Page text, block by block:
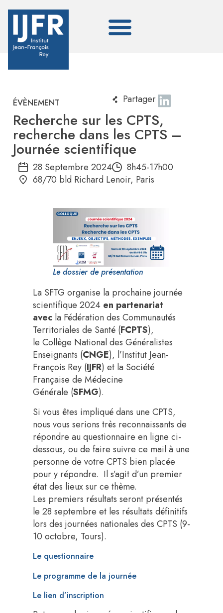
ÉVÈNEMENT Partager
Recherche sur les CPTS,
recherche dans les CPTS –
Journée scientifique
28 Septembre 2024
8h45-17h00
68/70 bld Richard Lenoir, Paris
Le dossier de présentation
La SFTG organise la prochaine journée
scientifique 2024 en partenariat
avec la Fédération des Communautés
Territoriales de Santé (FCPTS),
le Collège National des Généralistes
Enseignants (CNGE), l’Institut Jean-
François Rey (IJFR) et la Société
Française de Médecine
Générale (SFMG).
Si vous êtes impliqué dans une CPTS,
nous vous serions très reconnaissants de
répondre au questionnaire en ligne ci-
dessous, ou de faire suivre ce mail à une
personne de votre CPTS bien placée
pour y répondre. Il s’agit d’un premier
état des lieux sur ce thème.
Les premiers résultats seront présentés
le 28 septembre et les résultats définitifs
lors des journées nationales des CPTS (9-
10 octobre, Tours).
Le questionnaire
Le programme de la journée
Le lien d’inscription